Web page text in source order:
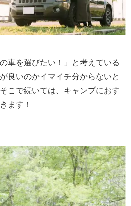
車を選びたい！」と考えている
良いのかイマイチ分からないと
こで続いては、キャンプにおす
ます！